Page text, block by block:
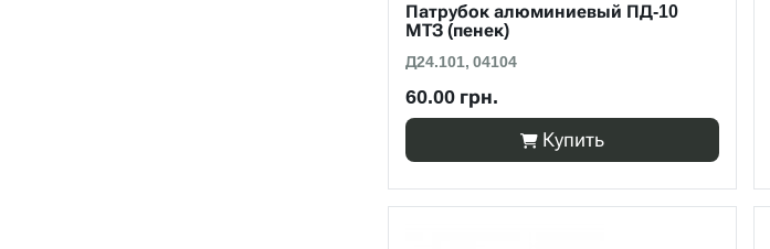
Патрубок алюминиевый ПД-10
МТЗ (пенек)
Д24.101, 04104
60.00 грн.
Купить